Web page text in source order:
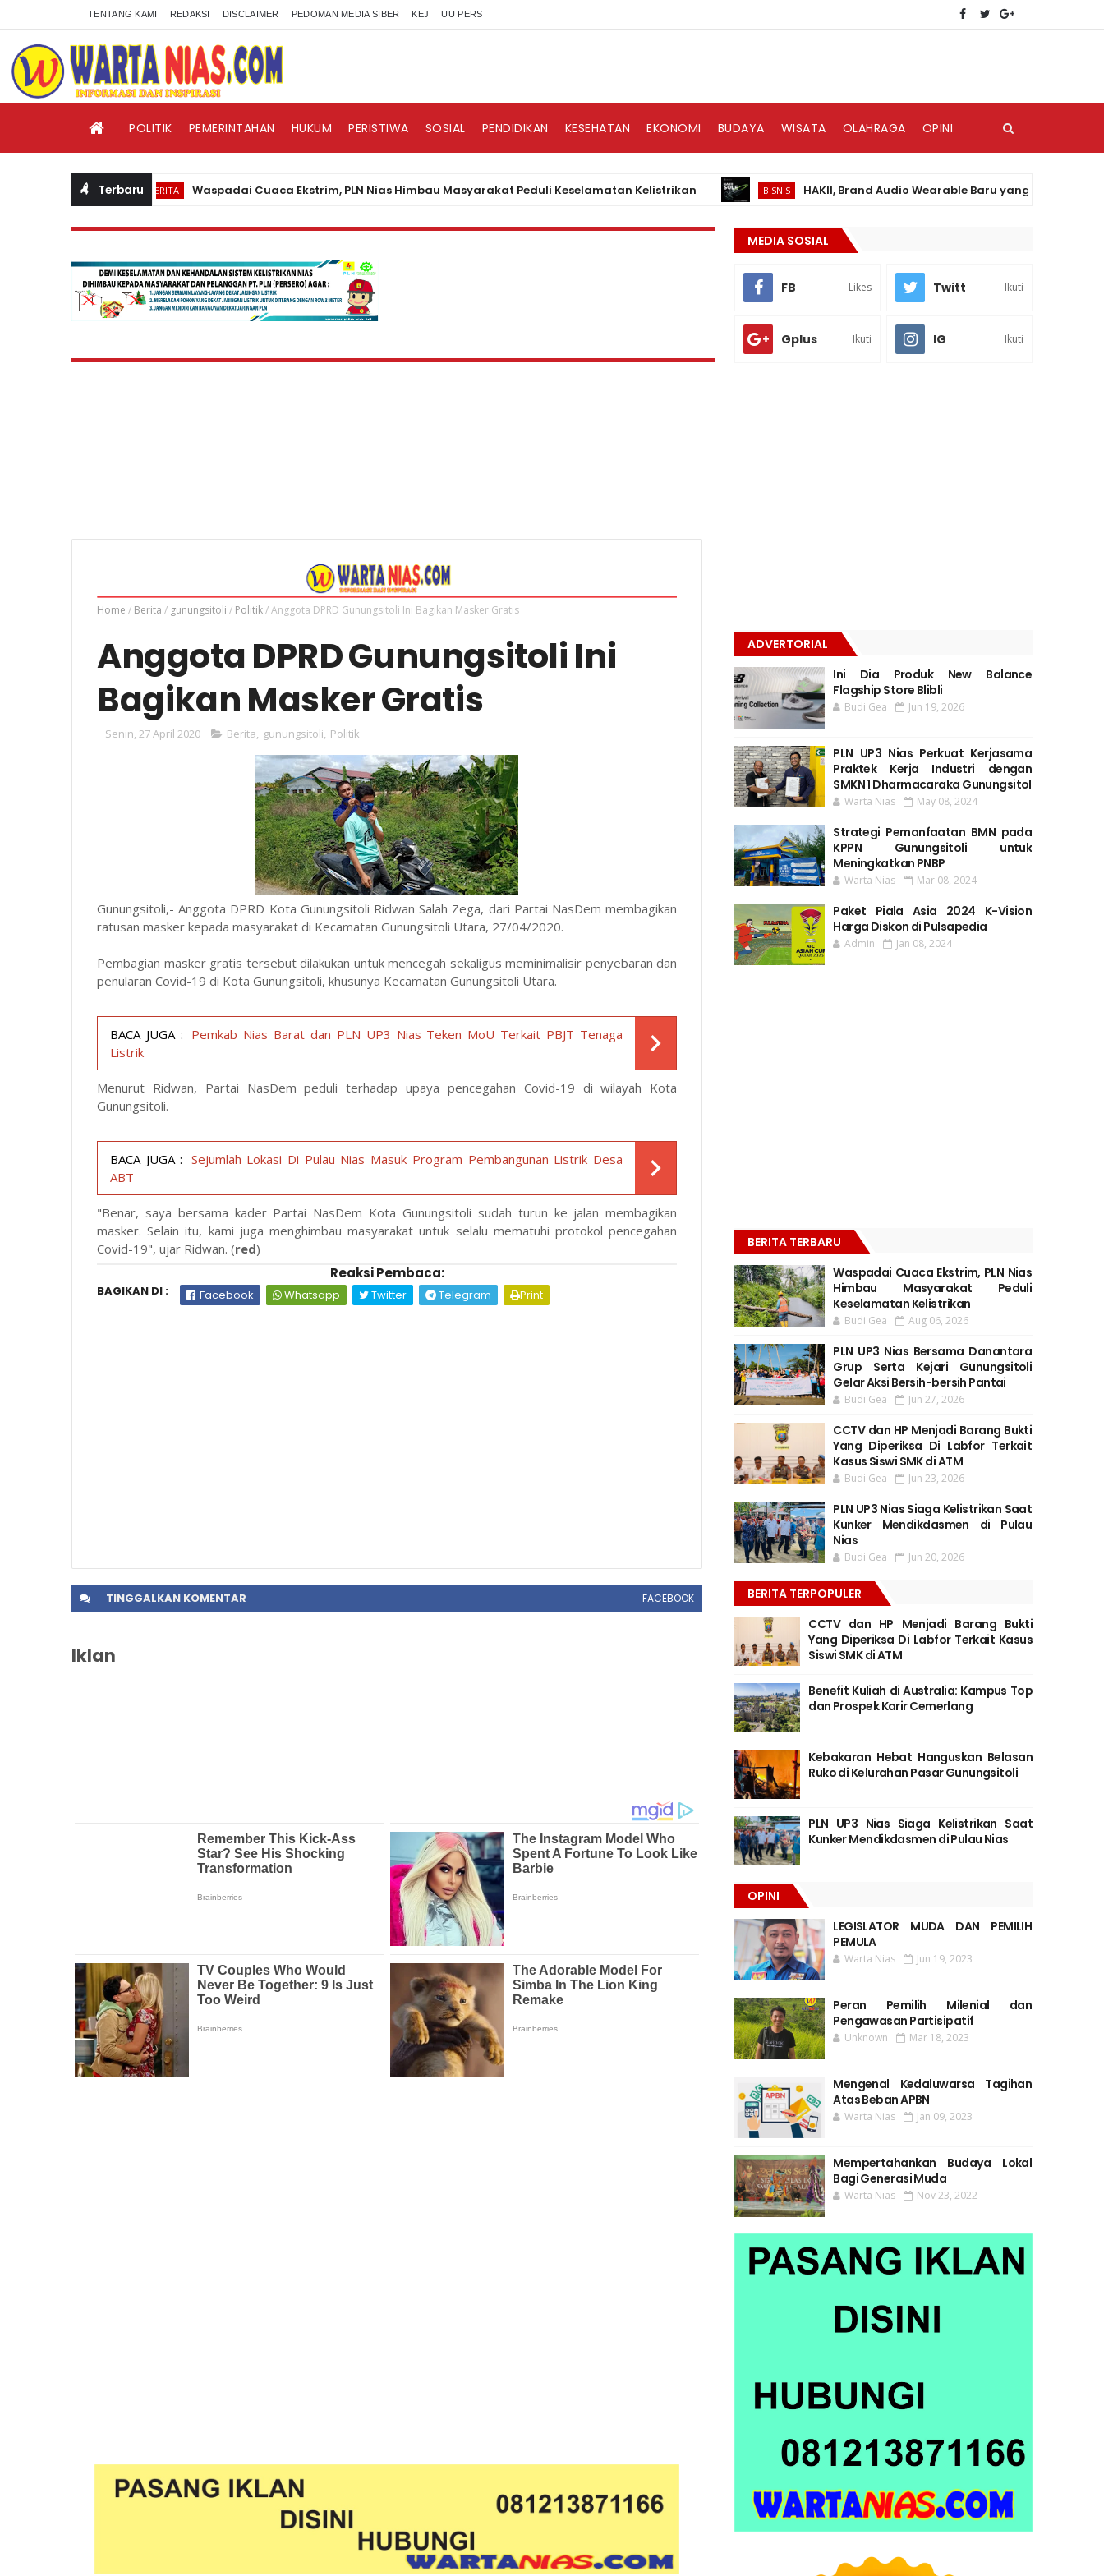
TENTANG KAMI REDAKSI DISCLAIMER PEDOMAN MEDIA SIBER KEJ UU PERS
POLITIK PEMERINTAHAN HUKUM PERISTIWA SOSIAL PENDIDIKAN KESEHATAN EKONOMI BUDAYA WISATA OLAHRAGA OPINI
Terbaru
BERITA Waspadai Cuaca Ekstrim, PLN Nias Himbau Masyarakat Peduli Keselamatan Kelistrikan BISNIS HAKII, Brand Audio Wearable Baru yang Hadir di Pasar
Home / Berita / gunungsitoli / Politik/Anggota DPRD Gunungsitoli Ini Bagikan Masker Gratis
Anggota DPRD Gunungsitoli Ini
Bagikan Masker Gratis
Senin, 27 April 2020 Berita gunungsitoli Politik
Gunungsitoli,- Anggota DPRD Kota Gunungsitoli Ridwan Salah Zega, dari Partai NasDem membagikan
ratusan masker kepada masyarakat di Kecamatan Gunungsitoli Utara, 27/04/2020.
Pembagian masker gratis tersebut dilakukan untuk mencegah sekaligus meminimalisir penyebaran dan
penularan Covid-19 di Kota Gunungsitoli, khusunya Kecamatan Gunungsitoli Utara.
BACA JUGA : Pemkab Nias Barat dan PLN UP3 Nias Teken MoU Terkait PBJT Tenaga
Listrik
Menurut Ridwan, Partai NasDem peduli terhadap upaya pencegahan Covid-19 di wilayah Kota
Gunungsitoli.
BACA JUGA : Sejumlah Lokasi Di Pulau Nias Masuk Program Pembangunan Listrik Desa
ABT
"Benar, saya bersama kader Partai NasDem Kota Gunungsitoli sudah turun ke jalan membagikan
masker. Selain itu, kami juga menghimbau masyarakat untuk selalu mematuhi protokol pencegahan
Covid-19", ujar Ridwan. (red)
Reaksi Pembaca:
BAGIKAN DI : Facebook Whatsapp Twitter Telegram Print
TINGGALKAN KOMENTAR FACEBOOK
Iklan
MEDIA SOSIAL
FB Likes Twitt Ikuti
Gplus Ikuti IG Ikuti
ADVERTORIAL
Ini Dia Produk New Balance
Flagship Store Blibli
Budi Gea Jun 19, 2026
PLN UP3 Nias Perkuat Kerjasama
Praktek Kerja Industri dengan
SMKN 1 Dharmacaraka Gunungsitol
Warta Nias May 08, 2024
Strategi Pemanfaatan BMN pada
KPPN Gunungsitoli untuk
Meningkatkan PNBP
Warta Nias Mar 08, 2024
Paket Piala Asia 2024 K-Vision
Harga Diskon di Pulsapedia
Admin Jan 08, 2024
BERITA TERBARU
Waspadai Cuaca Ekstrim, PLN Nias
Himbau Masyarakat Peduli
Keselamatan Kelistrikan
Budi Gea Aug 06, 2026
PLN UP3 Nias Bersama Danantara
Grup Serta Kejari Gunungsitoli
Gelar Aksi Bersih-bersih Pantai
Budi Gea Jun 27, 2026
CCTV dan HP Menjadi Barang Bukti
Yang Diperiksa Di Labfor Terkait
Kasus Siswi SMK di ATM
Budi Gea Jun 23, 2026
PLN UP3 Nias Siaga Kelistrikan Saat
Kunker Mendikdasmen di Pulau
Nias
Budi Gea Jun 20, 2026
BERITA TERPOPULER
CCTV dan HP Menjadi Barang Bukti
Yang Diperiksa Di Labfor Terkait Kasus
Siswi SMK di ATM
Benefit Kuliah di Australia: Kampus Top
dan Prospek Karir Cemerlang
Kebakaran Hebat Hanguskan Belasan
Ruko di Kelurahan Pasar Gunungsitoli
PLN UP3 Nias Siaga Kelistrikan Saat
Kunker Mendikdasmen di Pulau Nias
OPINI
LEGISLATOR MUDA DAN PEMILIH
PEMULA
Warta Nias Jun 19, 2023
Peran Pemilih Milenial dan
Pengawasan Partisipatif
Unknown Mar 18, 2023
Mengenal Kedaluwarsa Tagihan
Atas Beban APBN
Warta Nias Jan 09, 2023
Mempertahankan Budaya Lokal
Bagi Generasi Muda
Warta Nias Nov 23, 2022